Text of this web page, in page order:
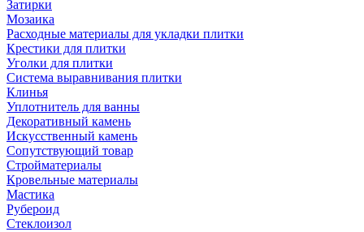
Затирки
Мозаика
Расходные материалы для укладки плитки
Крестики для плитки
Уголки для плитки
Система выравнивания плитки
Клинья
Уплотнитель для ванны
Декоративный камень
Искусственный камень
Сопутствующий товар
Стройматериалы
Кровельные материалы
Мастика
Рубероид
Стеклоизол